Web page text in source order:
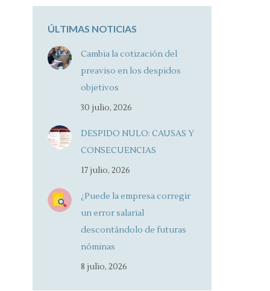
ÚLTIMAS NOTICIAS
Cambia la cotización del
preaviso en los despidos
objetivos
30 julio, 2026
DESPIDO NULO: CAUSAS Y
CONSECUENCIAS
17 julio, 2026
¿Puede la empresa corregir
un error salarial
descontándolo de futuras
nóminas
8 julio, 2026